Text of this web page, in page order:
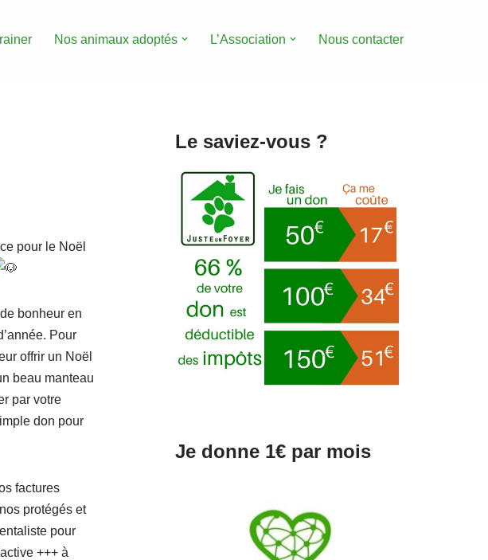
Nos animaux adoptés L’Association Nous contacter
pour le Noël
bonheur en
Pour
offrir un Noël
beau manteau
par votre
don pour
factures
protégés et
pour
+++ à
Le saviez-vous ?
Je donne 1€ par mois